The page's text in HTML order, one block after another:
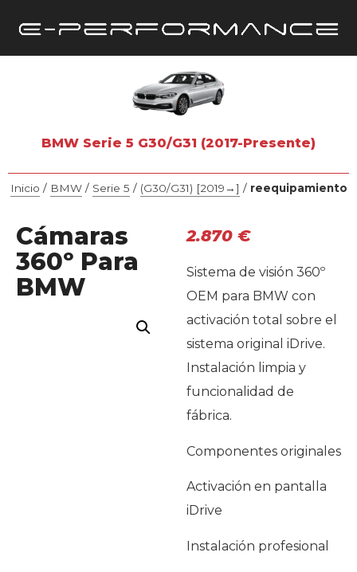
BMW Serie 5 G30/G31 (2017-Presente)
Inicio / BMW/ Serie 5 / (G30/G31) [2019→] / reequipamiento
Cámaras
360º Para
BMW
2.870 €
Sistema de visión 360º
OEM para BMW con
activación total sobre el
sistema original iDrive.
Instalación limpia y
funcionalidad de
fábrica.
Componentes originales
Activación en pantalla
iDrive
Instalación profesional